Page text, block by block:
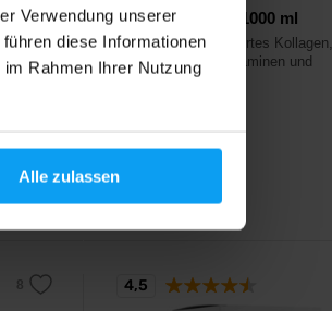
Verwendung unserer
diese Informationen
Rahmen Ihrer Nutzung
Alle zulassen
Gel
Collagen Liquid 1000 ml
Flüssiges hydrolysiertes Kollagen,
angereichert mit Vitaminen und
33,90€
4,5